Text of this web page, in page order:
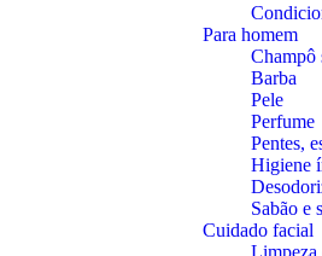
Para homem
Champô
Barba
Pele
Perfume
Pentes,
Higiene
Sabão e
Cuidado facial